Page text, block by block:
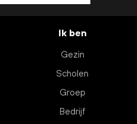
Ik ben
Gezin
Scholen
Groep
Bedrijf